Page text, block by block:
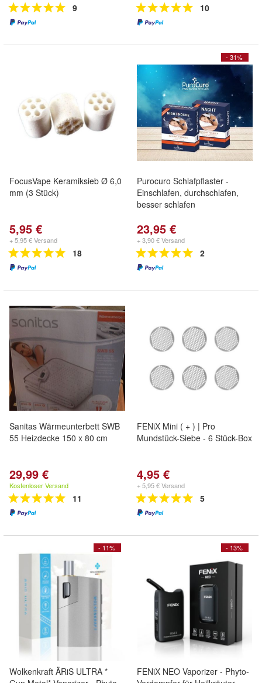
9 10
FocusVape Keramiksieb Ø 6,0
mm (3 Stück)
5,95 €
+ 5,95 € Versand
18
- 31%
Purocuro Schlafpflaster -
Einschlafen, durchschlafen,
besser schlafen
23,95 €
+ 3,90 € Versand
2
Sanitas Wärmeunterbett SWB
55 Heizdecke 150 x 80 cm
29,99 €
Kostenloser Versand
11
FENiX Mini ( + ) | Pro
Mundstück-Siebe - 6 Stück-Box
4,95 €
+ 5,95 € Versand
5
- 11%
Wolkenkraft ÄRiS ULTRA *
- 13%
FENiX NEO Vaporizer - Phyto-